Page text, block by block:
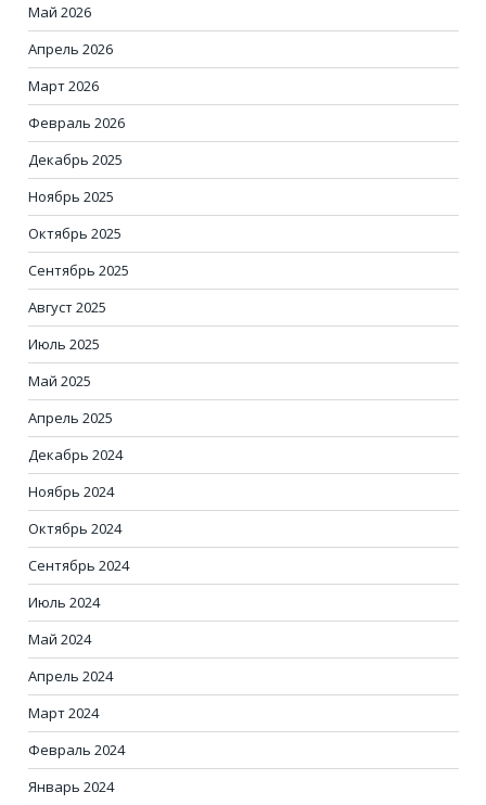
Май 2026
Апрель 2026
Март 2026
Февраль 2026
Декабрь 2025
Ноябрь 2025
Октябрь 2025
Сентябрь 2025
Август 2025
Июль 2025
Май 2025
Апрель 2025
Декабрь 2024
Ноябрь 2024
Октябрь 2024
Сентябрь 2024
Июль 2024
Май 2024
Апрель 2024
Март 2024
Февраль 2024
Январь 2024